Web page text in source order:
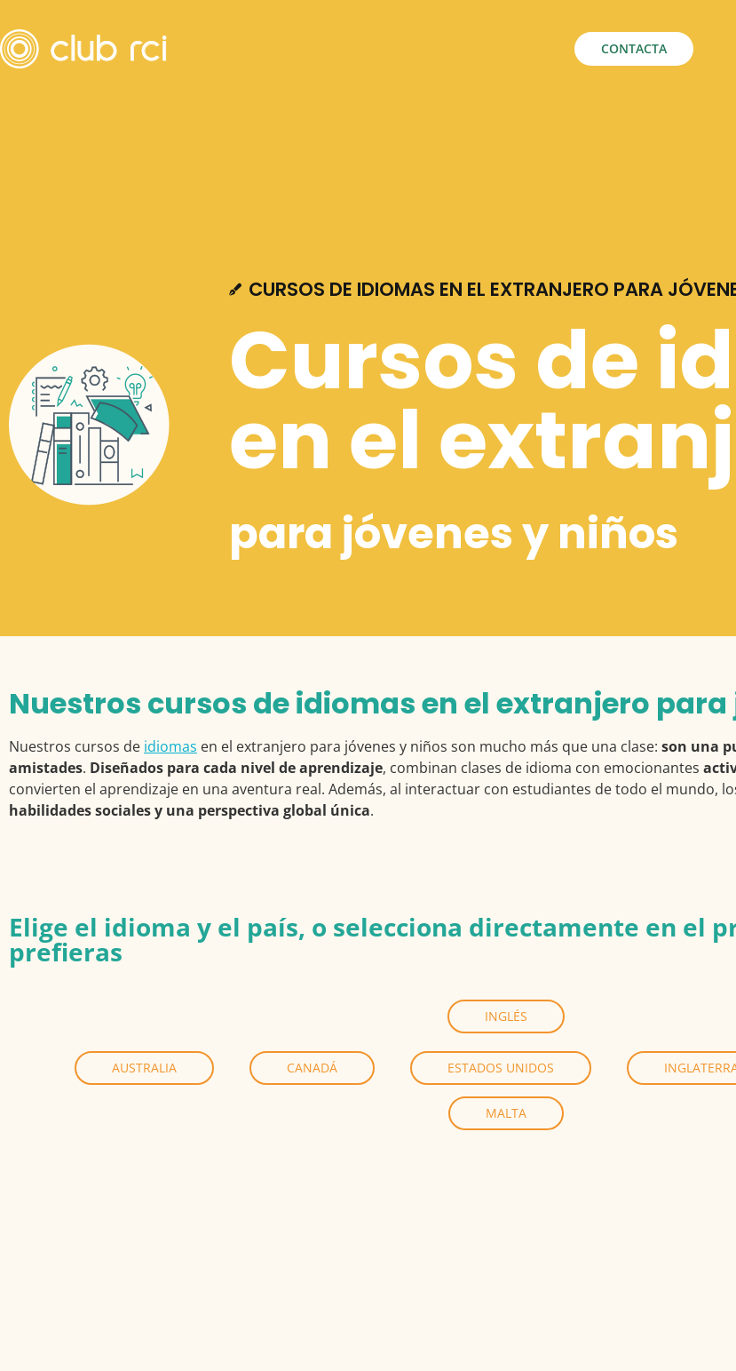
CONTACTA
CURSOS DE IDIOMAS EN EL EXTRANJERO PARA
Cursos de
en el
para jóvenes y niños
Nuestros cursos de idiomas en el extranjero
Nuestros cursos de idiomas en el extranjero para jóvenes y niños son mucho más que una clase: son una
amistades. Diseñados para cada nivel de aprendizaje, combinan clases de idioma con emocionantes
convierten el aprendizaje en una aventura real. Además, al interactuar con estudiantes de todo el mundo,
habilidades sociales y una perspectiva global única.
Elige el idioma y el país, o selecciona directamente en el
prefieras
INGLÉS
AUSTRALIA CANADÁ ESTADOS UNIDOS
MALTA